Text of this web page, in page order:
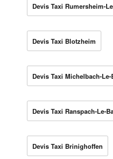
Devis Taxi Rumersheim-
Devis Taxi Blotzheim
Devis Taxi Michelbach-Le-
Devis Taxi Ranspach-Le-
Devis Taxi Brinighoffen